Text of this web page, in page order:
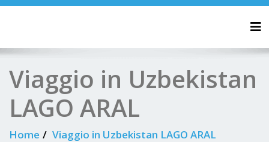
Viaggio in Uzbekistan
LAGO ARAL
Home
Viaggio in Uzbekistan LAGO ARAL